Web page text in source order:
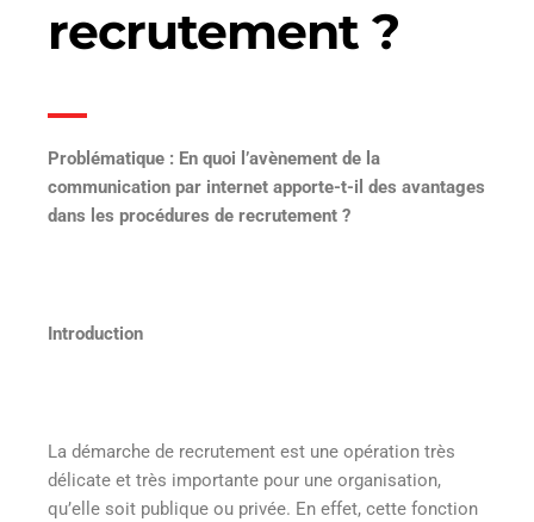
recrutement ?
Problématique : En quoi l’avènement de la
communication par internet apporte-t-il des avantages
dans les procédures de recrutement ?
Introduction
La démarche de recrutement est une opération très
délicate et très importante pour une organisation,
qu’elle soit publique ou privée. En effet, cette fonction